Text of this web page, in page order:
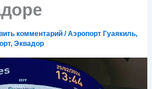
комментарий /Аэропорт Гуаякиль,
,Эквадор